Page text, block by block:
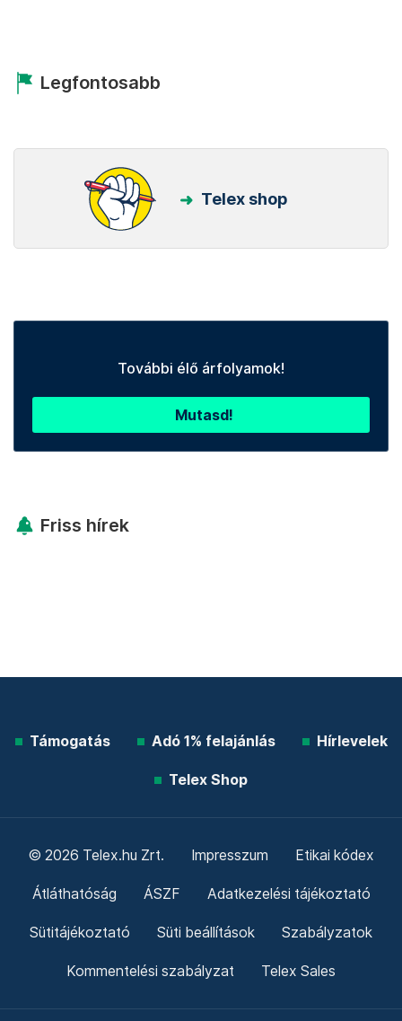
Legfontosabb
Telex shop
További élő árfolyamok!
Mutasd!
Friss hírek
Támogatás Adó 1% felajánlás Hírlevelek
Telex Shop
© 2026 Telex.hu Zrt. Impresszum Etikai kódex
Átláthatóság ÁSZF Adatkezelési tájékoztató
Sütitájékoztató Süti beállítások Szabályzatok
Kommentelési szabályzat Telex Sales